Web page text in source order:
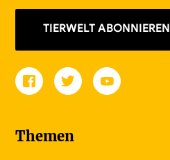
TIERWELT ABONNIEREN
Themen